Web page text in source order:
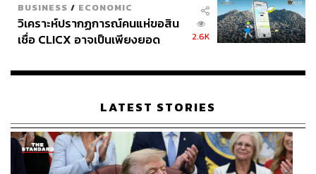
BUSINESS / ECONOMIC
วิเคราะห์ปรากฏการณ์คนแห่ขอสิน
เชื่อ CLICX อาจเป็นเพียงยอด
เรือนไทยที่ถูกซุกไว้
2.6K
LATEST STORIES